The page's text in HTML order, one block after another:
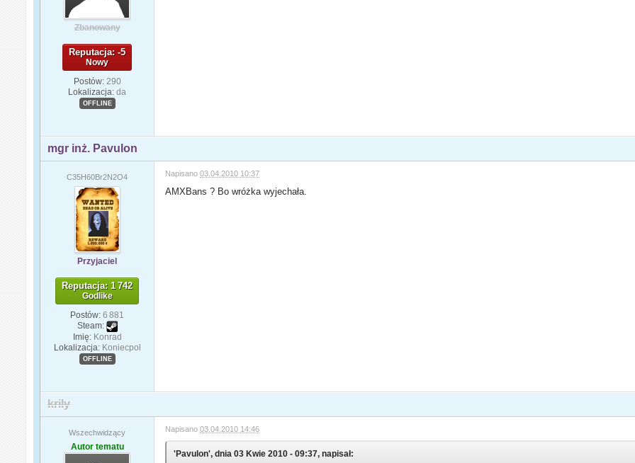
Zbanowany
Reputacja: -5
Nowy
Postów: 290
Lokalizacja: da
OFFLINE
mgr inż. Pavulon
C35H60Br2N2O4
Przyjaciel
Reputacja: 1 742
Godlike
Postów: 6 881
Steam:
Imię: Konrad
Lokalizacja: Koniecpol
OFFLINE
Napisano03.04.2010 10:37
AMXBans ? Bo wróżka wyjechała.
krily
Wszechwidzący
Autor tematu
Napisano03.04.2010 14:46
'Pavulon', dnia 03 Kwie 2010 - 09:37, napisał: